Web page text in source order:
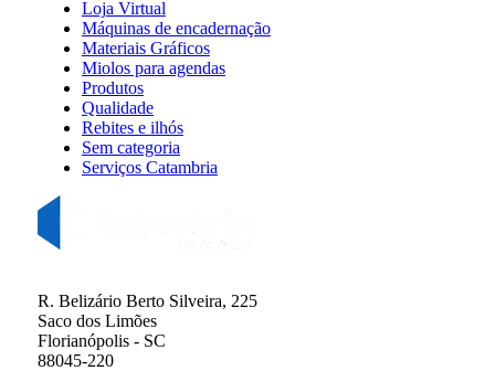
Loja Virtual
Máquinas de encadernação
Materiais Gráficos
Miolos para agendas
Produtos
Qualidade
Rebites e ilhós
Sem categoria
Serviços Catambria
R. Belizário Berto Silveira, 225
Saco dos Limões
Florianópolis - SC
88045-220